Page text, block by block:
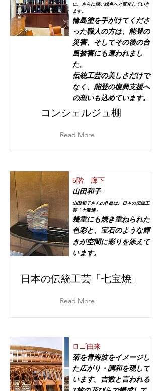
に、さらに深い緑色へと変化していき
ます。
輪島塗を手がけてくださ
った職人の方は、能登の
災害、そしてその後の台
風被害にも遭われまし
た。
伝統工芸の美しさだけで
なく、能登の復興支援へ
の想いも込めています。
コンシェルジュ棚
Read More
5階 廊下
山田和子
山田和子さんの作品は、日本の伝統工
芸「七宝焼」
幾重にも焼き重ねられた
色彩と、宝石のような輝
きが空間に彩りを添えて
います。
日本の伝統工芸「七宝焼」
Read More
ロゴ由来
菊を青海波をイメージし
た広がり・調和を現して
います。吉数と言われる